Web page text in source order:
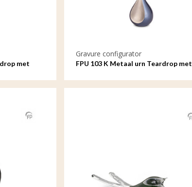
met
Gravure configurator
FPU 103 K Metaal urn Teardrop met